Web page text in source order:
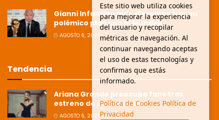
Gianni Infantino pide disculpas tras su
polémico plan con el Mundial
AGOSTO 6, 2026
Tendencia
Ariana Grande preocupa fans tras
estreno de su nuevo video
AGOSTO 6, 2026
Este sitio web utiliza cookies
para mejorar la experiencia
del usuario y recopilar
métricas de navegación. Al
continuar navegando aceptas
el uso de estas tecnologías y
confirmas que estás
informado.
Política de Cookies Política de
Privacidad